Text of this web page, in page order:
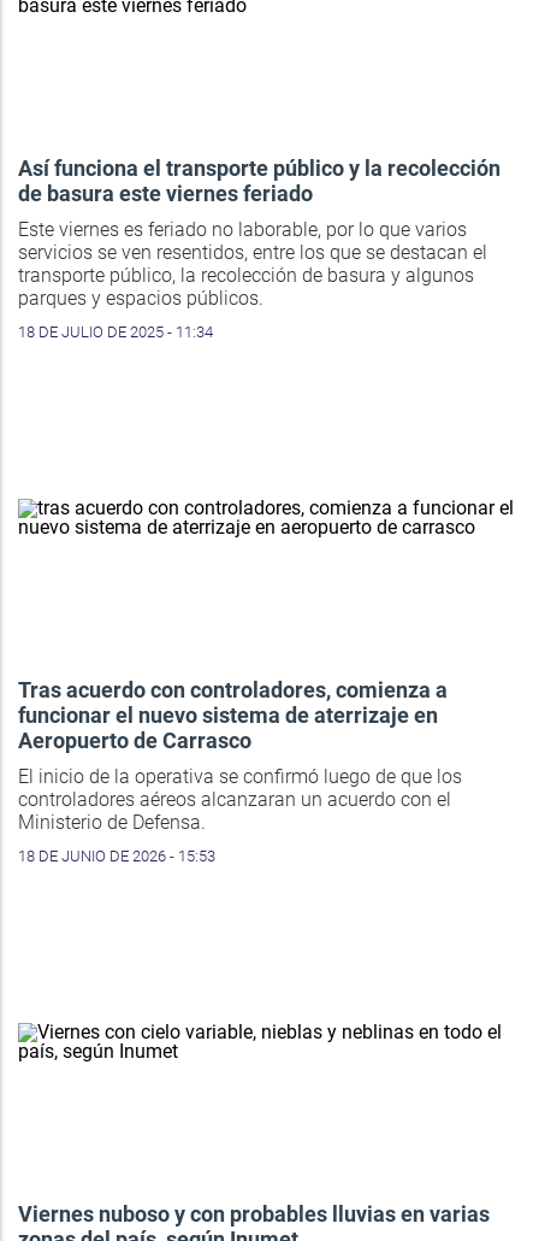
Así funciona el transporte público y la recolección
de basura este viernes feriado
Este viernes es feriado no laborable, por lo que varios
servicios se ven resentidos, entre los que se destacan el
transporte público, la recolección de basura y algunos
parques y espacios públicos.
18 DE JULIO DE 2025 - 11:34
Tras acuerdo con controladores, comienza a
funcionar el nuevo sistema de aterrizaje en
Aeropuerto de Carrasco
El inicio de la operativa se confirmó luego de que los
controladores aéreos alcanzaran un acuerdo con el
Ministerio de Defensa.
18 DE JUNIO DE 2026 - 15:53
Viernes nuboso y con probables lluvias en varias